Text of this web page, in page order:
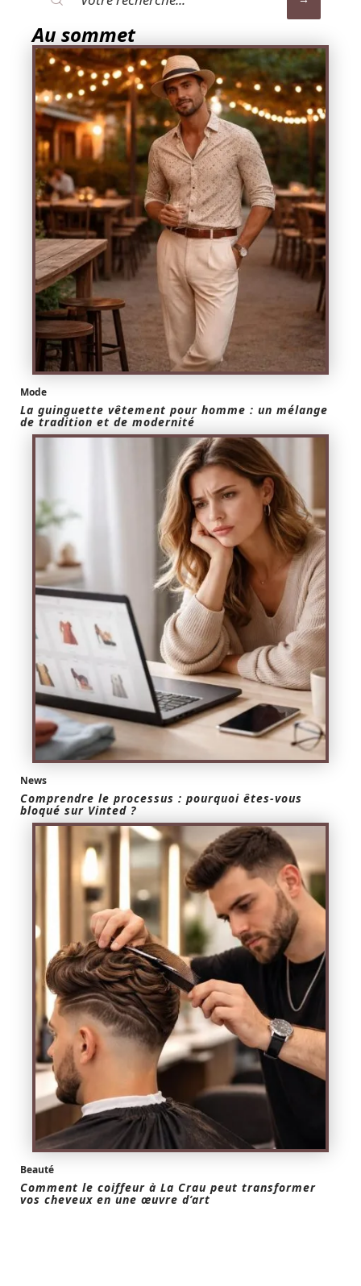
Au sommet
Mode
La guinguette vêtement pour homme : un mélange
de tradition et de modernité
News
Comprendre le processus : pourquoi êtes-vous
bloqué sur Vinted ?
Beauté
Comment le coiffeur à La Crau peut transformer
vos cheveux en une œuvre d’art